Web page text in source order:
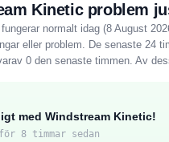
Kinetic problem
normalt idag (8 August
eller problem. De senaste 24
0 den senaste timmen. Av
med Windstream Kinetic!
8 timmar sedan